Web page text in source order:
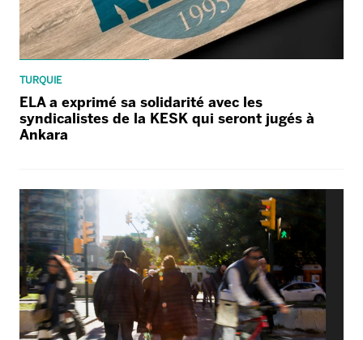
TURQUIE
ELA a exprimé sa solidarité avec les
syndicalistes de la KESK qui seront jugés à
Ankara